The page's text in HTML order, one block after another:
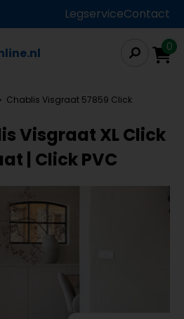
LegserviceContact
0
Chablis Visgraat 57859 Click
Visgraat XL Click
| Click PVC